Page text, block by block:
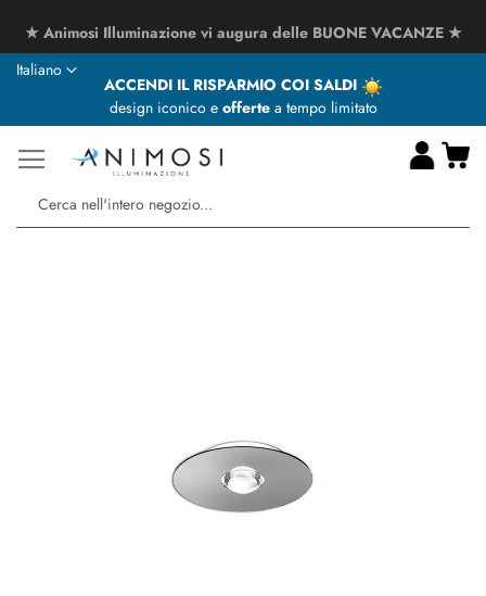
★ Animosi Illuminazione vi augura delle BUONE VACANZE ★
ACCENDI IL RISPARMIO COI SALDI
design iconico e offertea tempo limitato
Lingua
Italiano